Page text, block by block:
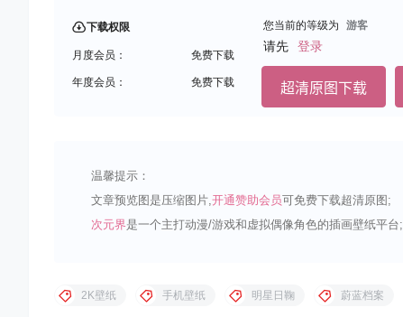
下载权限
月度会员： 免费下载
年度会员： 免费下载
您当前的等级为 游客
请先 登录
超清原图下载
温馨提示：
文章预览图是压缩图片,开通赞助会员可免费下载超清原图;
次元界是一个主打动漫/游戏和虚拟偶像角色的插画壁纸平台;
2K壁纸 手机壁纸 明星日鞠 蔚蓝档案